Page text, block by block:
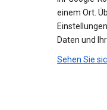
einem Ort.
Daten und
Sehen Sie